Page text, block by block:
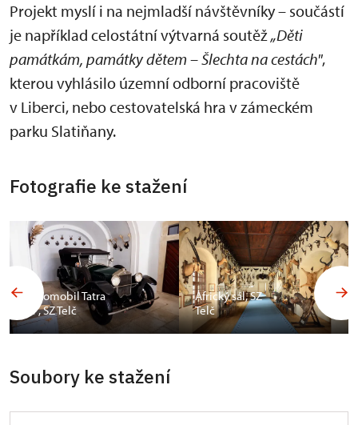
Projekt myslí i na nejmladší návštěvníky – součástí
je například celostátní výtvarná soutěž„Děti
památkám, památky dětem – Šlechta na cestách",
kterou vyhlásilo územní odborní pracoviště
v Liberci, nebo cestovatelská hra v zámeckém
parku Slatiňany.
Fotografie ke stažení
Automobil Tatra
17, SZ Telč
Africký sál, SZ
Telč
Soubory ke stažení